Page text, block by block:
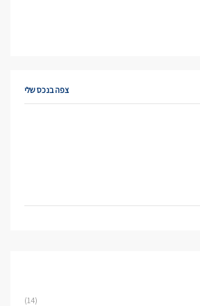
צפה בנכס שלי
(14)